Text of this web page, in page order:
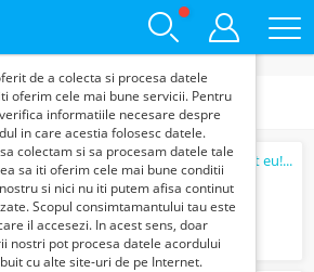
Categorii
Nu ai timp să-ți postezi anunțurile? Te ajut eu! Promovează-te rapid și eficient...
Lei
nevoile tale. De asemenea, aceste
analizarea traffic-ului pe site-ul
de a colecta si procesa datele
oferim cele mai bune servicii. Pentru
informatiile necesare despre
in care acestia folosesc datele.
colectam si sa procesam datele tale
sa iti oferim cele mai bune conditii
si nici nu iti putem afisa continut
Scopul consimtamantului tau este
il accesezi. In acest sens, doar
nostri pot procesa datele acordului
cu alte site-uri de pe Internet.